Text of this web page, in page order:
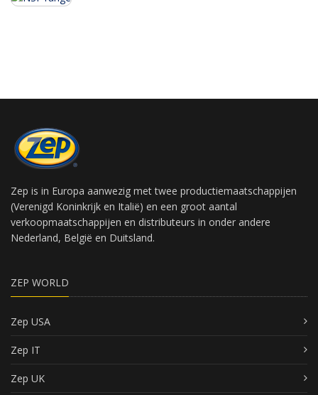
Zep is in Europa aanwezig met twee productiemaatschappijen
(Verenigd Koninkrijk en Italië) en een groot aantal
verkoopmaatschappijen en distributeurs in onder andere
Nederland, België en Duitsland.
ZEP WORLD
Zep USA
Zep IT
Zep UK